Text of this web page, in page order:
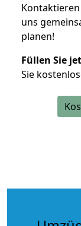
uns
planen!
Füllen Sie
Sie